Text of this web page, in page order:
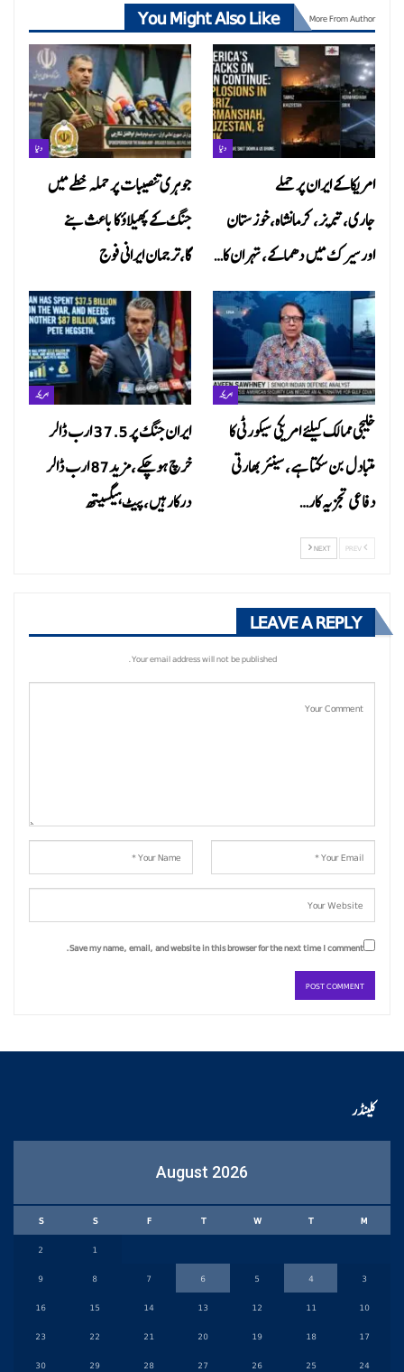
You Might Also Like More From Author
دنیا
جوہری تنصیبات پر حملہ خطے میں
جنگ کے پھیلاؤ کا باعث بنے
گا،ترجمان ایرانی فوج
دنیا
امریکا کے ایران پر حملے
جاری،تبریز، کرمانشاہ،خوزستان
اور سیرک میں دھماکے، تہران کا…
امریکہ
ایران جنگ پر 37.5 ارب ڈالر
خرچ ہوچکے،مزید87 ارب ڈالر
درکارہیں،پیٹ ہیگسیتھ
امریکہ
خلیجی ممالک کیلئے امریکی سیکورٹی کا
متبادل بن سکتا ہے ،سینئر بھارتی
دفاعی تجزیہ کار…
NEXT
LEAVE A REPLY
Your email address will not be published.
Save my name, email, and website in this browser for the next time I comment.
کلینڈر
August 2026
M
T
W
T
F
S
S
1
2
3
4
5
6
7
8
9
10
11
12
13
14
15
16
17
18
19
20
21
22
23
24
25
26
27
28
29
30